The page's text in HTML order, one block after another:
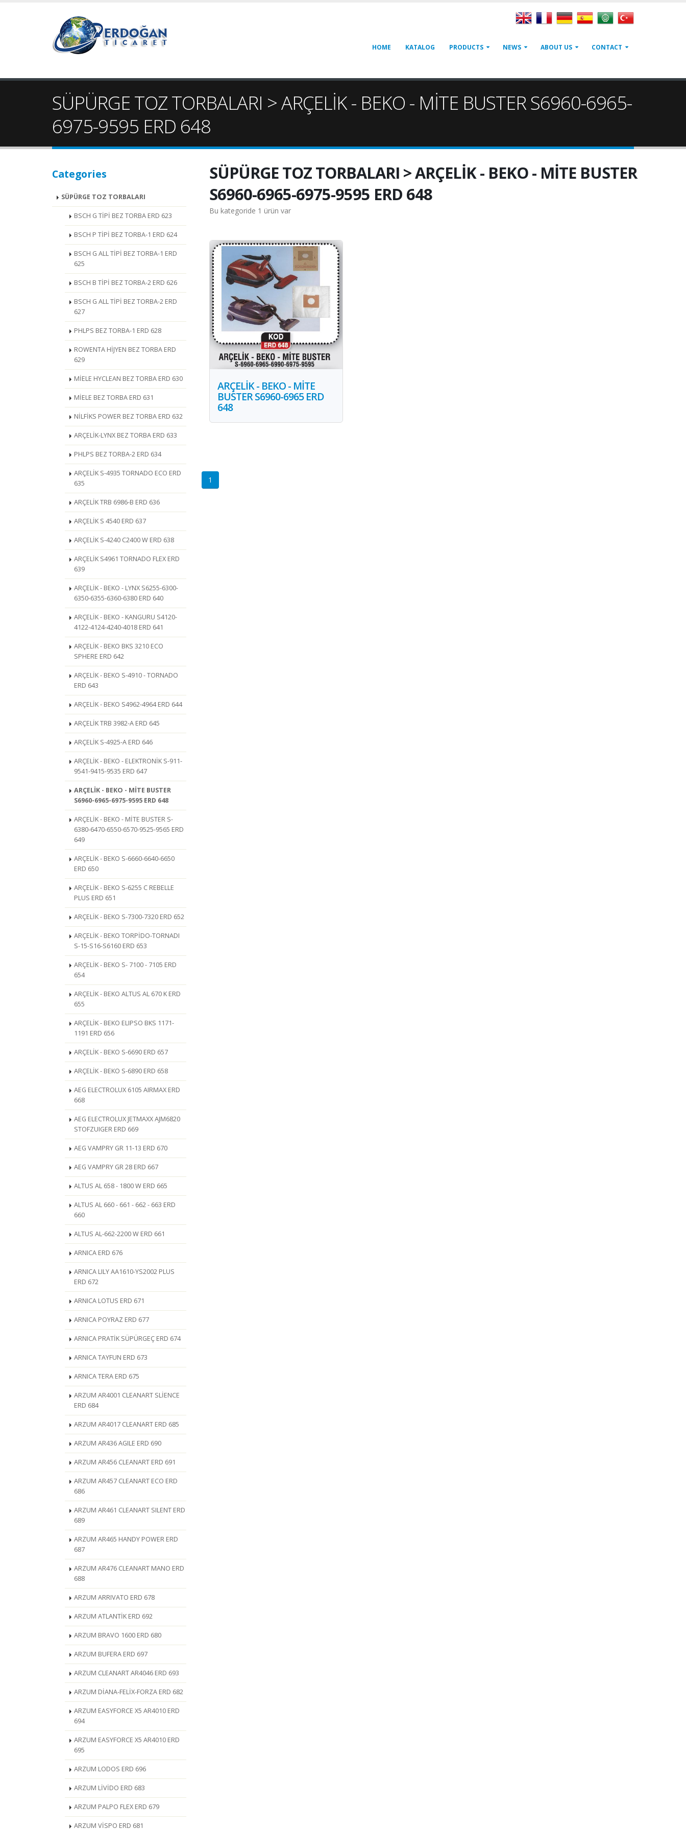
HOME KATALOG PRODUCTS NEWS ABOUT US CONTACT
SÜPÜRGE TOZ TORBALARI > ARÇELİK - BEKO - MİTE BUSTER S6960-6965-
6975-9595 ERD 648
Categories
SÜPÜRGE TOZ TORBALARI
BSCH G TİPİ BEZ TORBA ERD 623
BSCH P TİPİ BEZ TORBA-1 ERD 624
BSCH G ALL TİPİ BEZ TORBA-1 ERD
625
BSCH B TİPİ BEZ TORBA-2 ERD 626
BSCH G ALL TİPİ BEZ TORBA-2 ERD
627
PHLPS BEZ TORBA-1 ERD 628
ROWENTA HİJYEN BEZ TORBA ERD
629
MİELE HYCLEAN BEZ TORBA ERD 630
MİELE BEZ TORBA ERD 631
NİLFİKS POWER BEZ TORBA ERD 632
ARÇELİK-LYNX BEZ TORBA ERD 633
PHLPS BEZ TORBA-2 ERD 634
ARÇELİK S-4935 TORNADO ECO ERD
635
ARÇELİK TRB 6986-B ERD 636
ARÇELİK S 4540 ERD 637
ARÇELİK S-4240 C2400 W ERD 638
ARÇELİK S4961 TORNADO FLEX ERD
639
ARÇELİK - BEKO - LYNX S6255-6300-
6350-6355-6360-6380 ERD 640
ARÇELİK - BEKO - KANGURU S4120-
4122-4124-4240-4018 ERD 641
ARÇELİK - BEKO BKS 3210 ECO
SPHERE ERD 642
ARÇELİK - BEKO S-4910 - TORNADO
ERD 643
ARÇELİK - BEKO S4962-4964 ERD 644
ARÇELİK TRB 3982-A ERD 645
ARÇELİK S-4925-A ERD 646
ARÇELİK - BEKO - ELEKTRONİK S-911-
9541-9415-9535 ERD 647
ARÇELİK - BEKO - MİTE BUSTER
S6960-6965-6975-9595 ERD 648
ARÇELİK - BEKO - MİTE BUSTER S-
6380-6470-6550-6570-9525-9565 ERD
649
ARÇELİK - BEKO S-6660-6640-6650
ERD 650
ARÇELİK - BEKO S-6255 C REBELLE
PLUS ERD 651
ARÇELİK - BEKO S-7300-7320 ERD 652
ARÇELİK - BEKO TORPİDO-TORNADI
S-15-S16-S6160 ERD 653
ARÇELİK - BEKO S- 7100 - 7105 ERD
654
ARÇELİK - BEKO ALTUS AL 670 K ERD
655
ARÇELİK - BEKO ELIPSO BKS 1171-
1191 ERD 656
ARÇELİK - BEKO S-6690 ERD 657
ARÇELİK - BEKO S-6890 ERD 658
AEG ELECTROLUX 6105 AIRMAX ERD
668
AEG ELECTROLUX JETMAXX AJM6820
STOFZUIGER ERD 669
AEG VAMPRY GR 11-13 ERD 670
AEG VAMPRY GR 28 ERD 667
ALTUS AL 658 - 1800 W ERD 665
ALTUS AL 660 - 661 - 662 - 663 ERD
660
ALTUS AL-662-2200 W ERD 661
ARNICA ERD 676
ARNICA LILY AA1610-YS2002 PLUS
ERD 672
ARNICA LOTUS ERD 671
ARNICA POYRAZ ERD 677
ARNICA PRATİK SÜPÜRGEÇ ERD 674
ARNICA TAYFUN ERD 673
ARNICA TERA ERD 675
ARZUM AR4001 CLEANART SLİENCE
ERD 684
ARZUM AR4017 CLEANART ERD 685
ARZUM AR436 AGILE ERD 690
ARZUM AR456 CLEANART ERD 691
ARZUM AR457 CLEANART ECO ERD
686
ARZUM AR461 CLEANART SILENT ERD
689
ARZUM AR465 HANDY POWER ERD
687
ARZUM AR476 CLEANART MANO ERD
688
ARZUM ARRIVATO ERD 678
ARZUM ATLANTİK ERD 692
ARZUM BRAVO 1600 ERD 680
ARZUM BUFERA ERD 697
ARZUM CLEANART AR4046 ERD 693
ARZUM DİANA-FELİX-FORZA ERD 682
ARZUM EASYFORCE X5 AR4010 ERD
694
ARZUM EASYFORCE X5 AR4010 ERD
695
ARZUM LODOS ERD 696
ARZUM LİVİDO ERD 683
ARZUM PALPO FLEX ERD 679
ARZUM VİSPO ERD 681
SÜPÜRGE TOZ TORBALARI > ARÇELİK - BEKO - MİTE BUSTER
S6960-6965-6975-9595 ERD 648
Bu kategoride 1 ürün var
ARÇELİK - BEKO - MİTE
BUSTER S6960-6965 ERD
648
1